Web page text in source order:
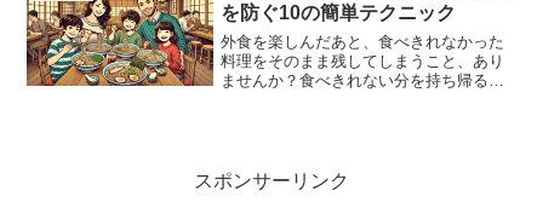
を防ぐ10の簡単テクニック
外食を楽しんだあと、食べきれなかった
料理をそのまま残してしまうこと、あり
ませんか？食べきれない分を持ち帰ると
スポンサーリンク